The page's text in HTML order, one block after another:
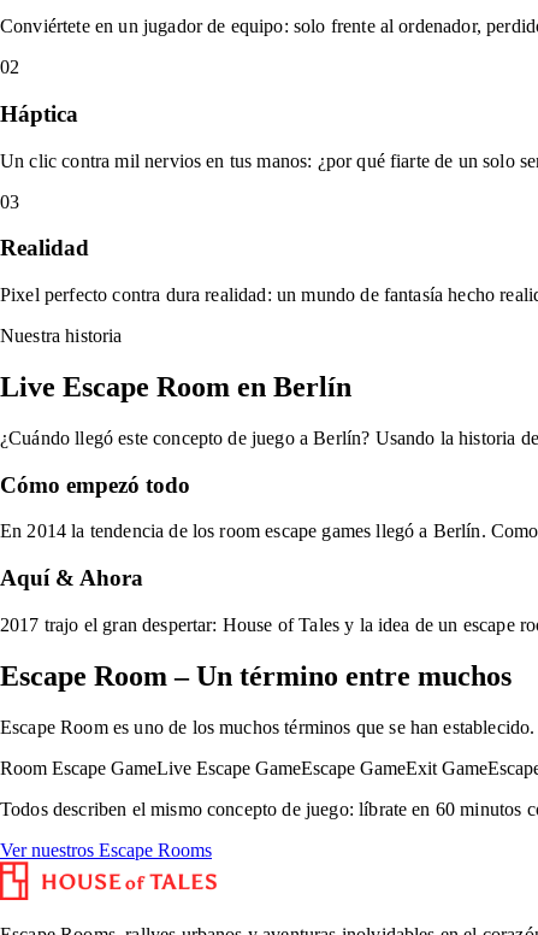
Conviértete en un jugador de equipo: solo frente al ordenador,
02
Háptica
Un clic contra mil nervios en tus manos: ¿por qué fiarte de un solo
03
Realidad
Pixel perfecto contra dura realidad: un mundo de fantasía hecho
Nuestra historia
Live Escape Room en Berlín
¿Cuándo llegó este concepto de juego a Berlín? Usando la historia
Cómo empezó todo
En 2014 la tendencia de los room escape games llegó a Berlín.
Aquí & Ahora
2017 trajo el gran despertar: House of Tales y la idea de un escape
Escape Room – Un término entre muchos
Escape Room es uno de los muchos términos que se han establecido.
Room Escape GameLive Escape GameEscape GameExit Game
Todos describen el mismo concepto de juego: líbrate en 60 minutos
Ver nuestros Escape Rooms